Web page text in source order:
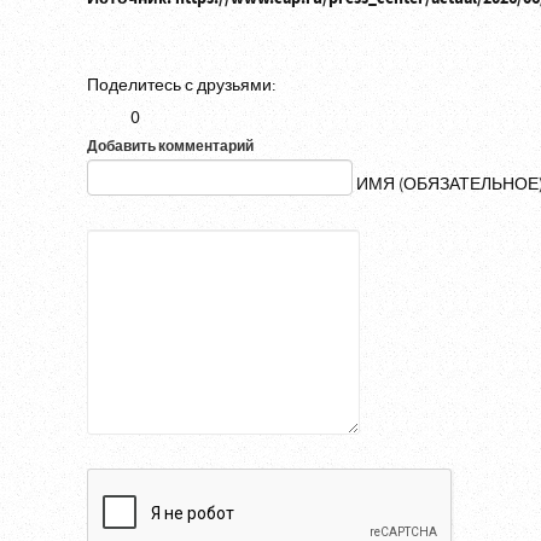
Поделитесь с друзьями:
0
Добавить комментарий
ИМЯ